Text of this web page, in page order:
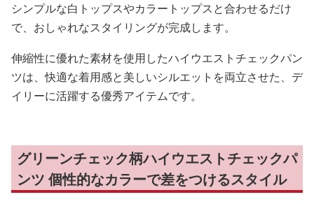
シンプルな白トップスやカラートップスと合わせるだけ
で、おしゃれなスタイリングが完成します。
伸縮性に優れた素材を使用したハイウエストチェックパン
ツは、快適な着用感と美しいシルエットを両立させた、デ
イリーに活躍する優秀アイテムです。
グリーンチェック柄ハイウエストチェックパ
ンツ 個性的なカラーで差をつけるスタイル